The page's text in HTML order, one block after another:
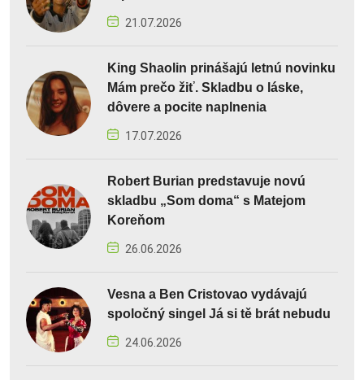
21.07.2026
King Shaolin prinášajú letnú novinku
Mám prečo žiť. Skladbu o láske,
dôvere a pocite naplnenia
17.07.2026
Robert Burian predstavuje novú
skladbu „Som doma“ s Matejom
Koreňom
26.06.2026
Vesna a Ben Cristovao vydávajú
spoločný singel Já si tě brát nebudu
24.06.2026